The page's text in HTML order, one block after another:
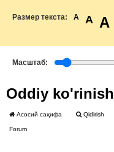
Размер текста: A A A
Масштаб:
Oddiy ko'rinish
Асосий саҳифа Qidirish
Forum